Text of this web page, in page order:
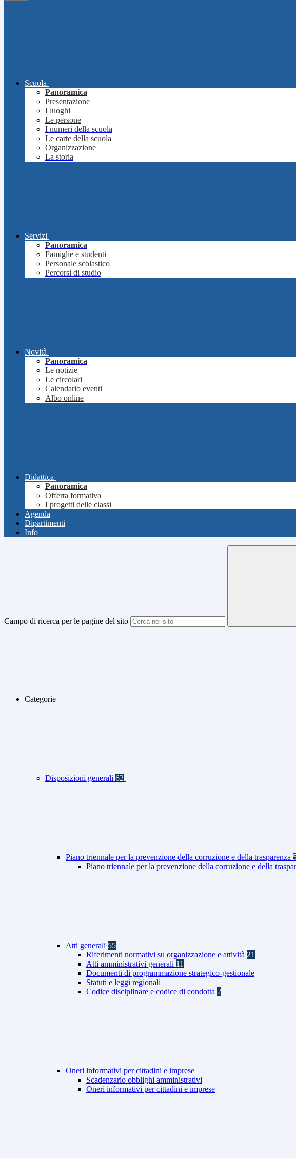
Scuola
Panoramica
Presentazione
I luoghi
Le persone
I numeri della scuola
Le carte della scuola
Organizzazione
La storia
Servizi
Panoramica
Famiglie e studenti
Personale scolastico
Percorsi di studio
Novità
Panoramica
Le notizie
Le circolari
Calendario eventi
Albo online
Didattica
Panoramica
Offerta formativa
I progetti delle classi
Agenda
Dipartimenti
Info
Campo di ricerca per le pagine del sito
Categorie
Disposizioni generali 62
Piano triennale per la prevenzione della corruzione e della trasparenza
Piano triennale per la prevenzione della corruzione e della
Atti generali 55
Riferimenti normativi su organizzazione e attività 21
Atti amministrativi generali 11
Documenti di programmazione strategico-gestionale
Statuti e leggi regionali
Codice disciplinare e codice di condotta 2
Oneri informativi per cittadini e imprese
Scadenzario obblighi amministrativi
Oneri informativi per cittadini e imprese